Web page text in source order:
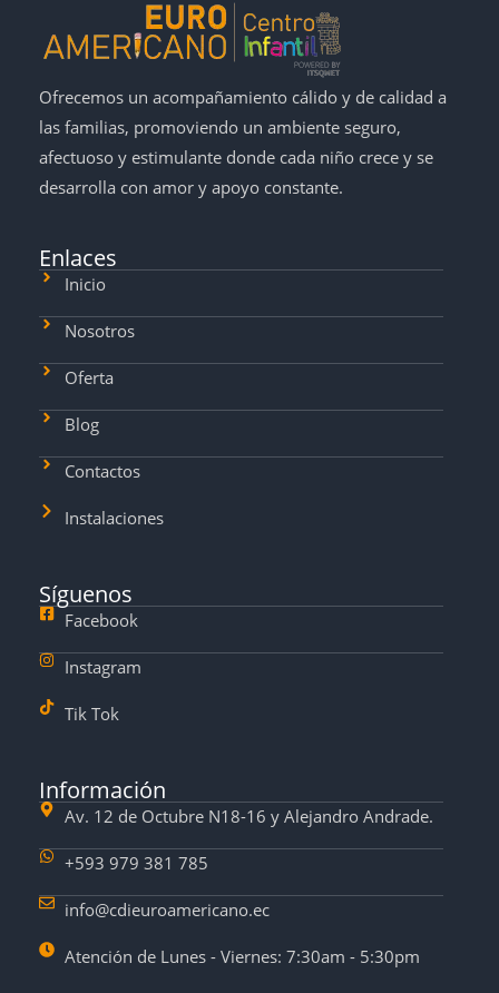
Ofrecemos un acompañamiento cálido y de calidad a
las familias, promoviendo un ambiente seguro,
afectuoso y estimulante donde cada niño crece y se
desarrolla con amor y apoyo constante.
Enlaces
Inicio
Nosotros
Oferta
Blog
Contactos
Instalaciones
Síguenos
Facebook
Instagram
Tik Tok
Información
Av. 12 de Octubre N18-16 y Alejandro Andrade.
+593 979 381 785
info@cdieuroamericano.ec
Atención de Lunes - Viernes: 7:30am - 5:30pm